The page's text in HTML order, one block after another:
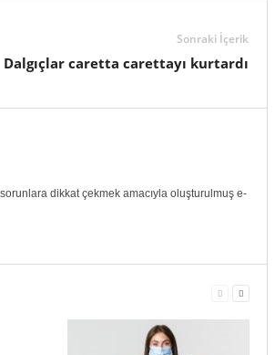
Sonraki İçerik
Dalgıçlar caretta carettayı kurtardı
dikkat çekmek amacıyla oluşturulmuş e-